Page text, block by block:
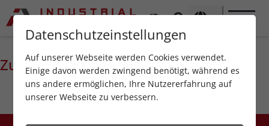
Zur Kontaktaufnahme hier klicken
Datenschutzeinstellungen
Auf unserer Webseite werden Cookies verwendet.
Einige davon werden zwingend benötigt, während es
uns andere ermöglichen, Ihre Nutzererfahrung auf
unserer Webseite zu verbessern.